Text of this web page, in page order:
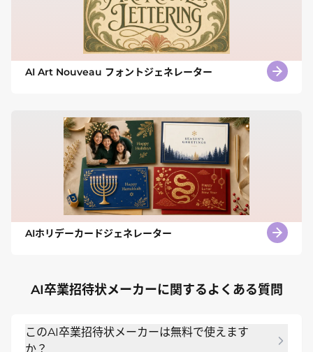
AI Art Nouveau フォントジェネレーター
AIホリデーカードジェネレーター
AI卒業招待状メーカーに関するよくある質問
このAI卒業招待状メーカーは無料で使えます
か？